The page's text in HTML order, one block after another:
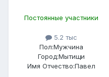
Постоянные участники
5.2 тыс
Пол:Мужчина
Город:Мытищи
Имя Отчество:Павел